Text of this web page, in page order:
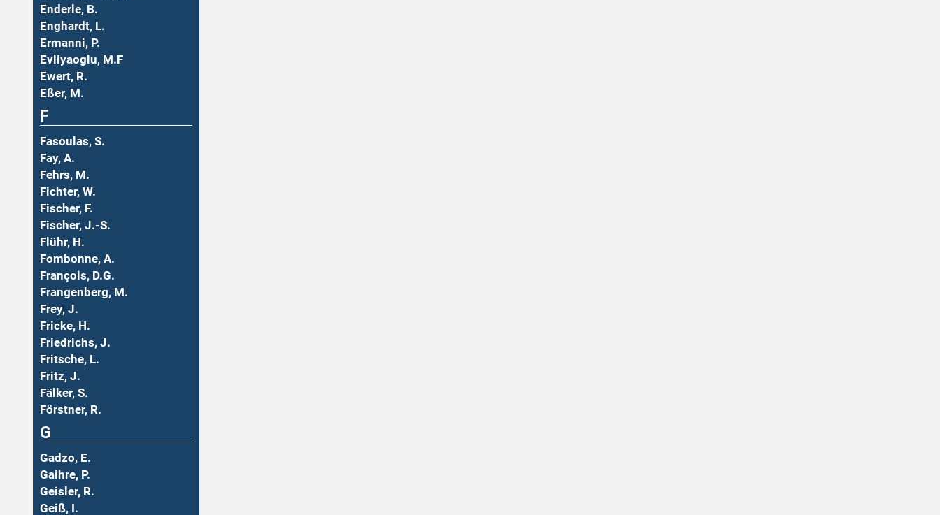
Enderle, B.
Enghardt, L.
Ermanni, P.
Evliyaoglu, M.F
Ewert, R.
Eßer, M.
F
Fasoulas, S.
Fay, A.
Fehrs, M.
Fichter, W.
Fischer, F.
Fischer, J.-S.
Flühr, H.
Fombonne, A.
François, D.G.
Frangenberg, M.
Frey, J.
Fricke, H.
Friedrichs, J.
Fritsche, L.
Fritz, J.
Fälker, S.
Förstner, R.
G
Gadzo, E.
Gaihre, P.
Geisler, R.
Geiß, I.